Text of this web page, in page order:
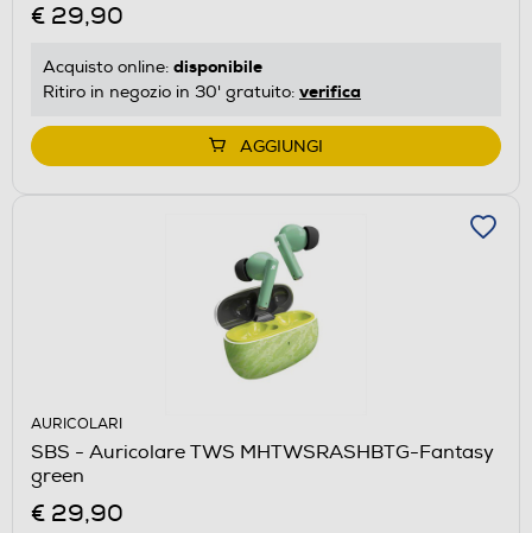
€ 29,90
Acquisto online: disponibile
Ritiro in negozio in 30' gratuito: verifica
AGGIUNGI
AURICOLARI
SBS - Auricolare TWS MHTWSRASHBTG-Fantasy
green
€ 29,90